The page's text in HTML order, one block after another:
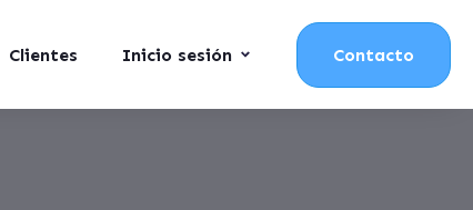
Clientes Inicio sesión Contacto